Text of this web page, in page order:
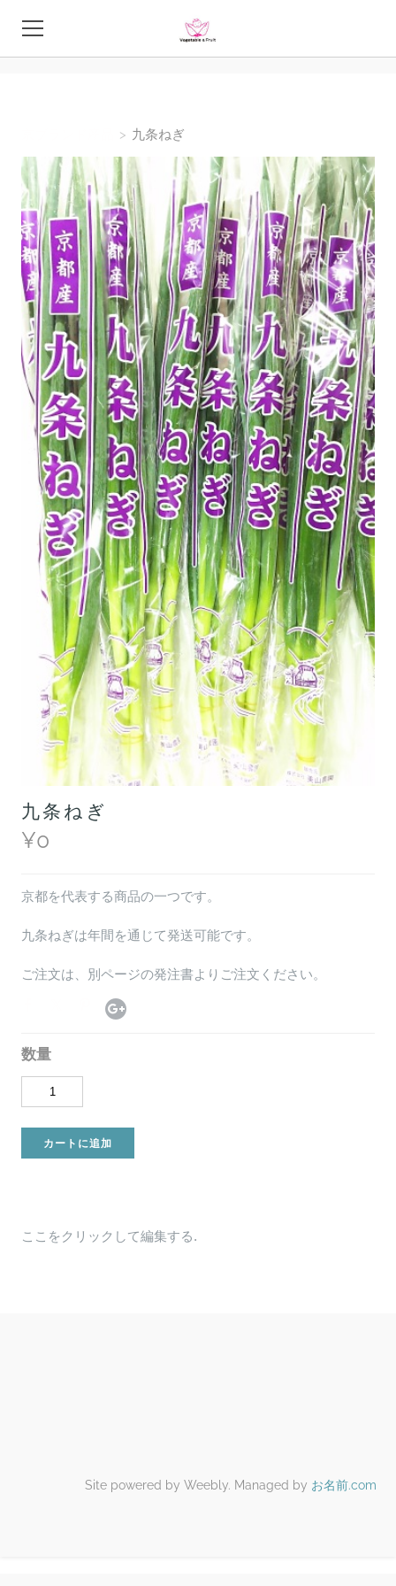
> 九条ねぎ
九条ねぎ
¥0
京都を代表する商品の一つです。
九条ねぎは年間を通じて発送可能です。
ご注文は、別ページの発注書よりご注文ください。
数量
カートに追加
ここをクリックして編集する.
Site powered by Weebly. Managed by お名前.com
株式会社美山農園
見積依頼書（支払い・発送・返品
について）
会社概要
お問合せ